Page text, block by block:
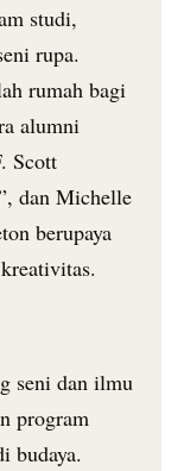
studi,
rupa.
rumah bagi
alumni
Scott
dan Michelle
berupaya
seni dan ilmu
program
budaya.